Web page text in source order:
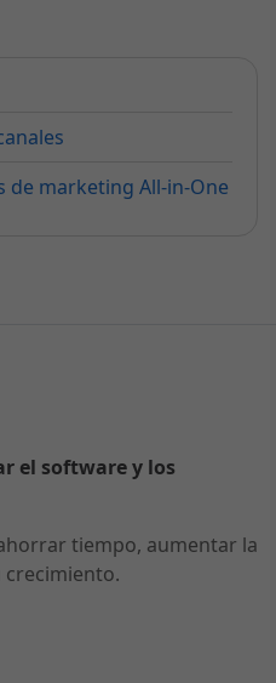
marketing All-in-One
el software y los
tiempo, aumentar la